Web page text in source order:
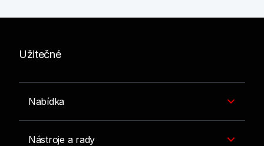
Užitečné
Nabídka
Nástroje a rady